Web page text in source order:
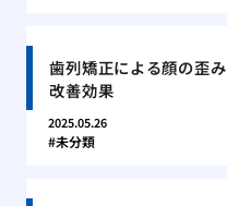
歯列矯正による顔の歪み
改善効果
2025.05.26
未分類